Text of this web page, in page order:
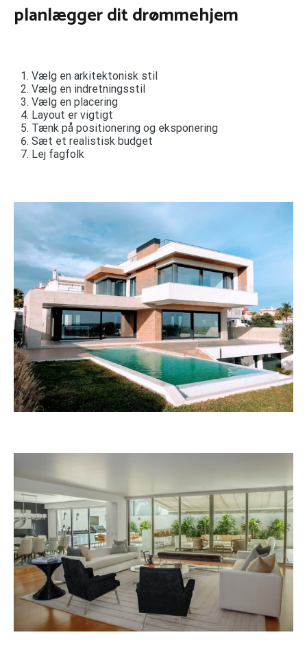
planlægger dit drømmehjem
Vælg en arkitektonisk stil
Vælg en indretningsstil
Vælg en placering
Layout er vigtigt
Tænk på positionering og eksponering
Sæt et realistisk budget
Lej fagfolk